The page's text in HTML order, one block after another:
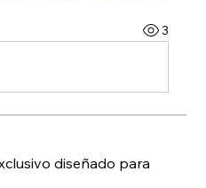
3
diseñado para